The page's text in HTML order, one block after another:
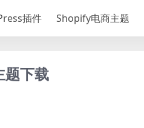
插件 Shopify电商主题
下载